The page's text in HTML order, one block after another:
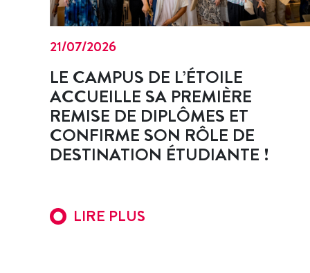
21/07/2026
LE CAMPUS DE L’ÉTOILE
ACCUEILLE SA PREMIÈRE
REMISE DE DIPLÔMES ET
CONFIRME SON RÔLE DE
DESTINATION ÉTUDIANTE !
LIRE PLUS